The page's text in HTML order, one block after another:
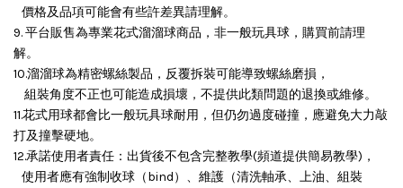
價格及品項可能會有些許差異請理解。
9. 平台販售為專業花式溜溜球商品，非一般玩具球，購買前請理
解。
10.溜溜球為精密螺絲製品，反覆拆裝可能導致螺絲磨損，
組裝角度不正也可能造成損壞， 不提供此類問題的退換或維修。
11.花式用球都會比一般玩具球耐用，但仍勿過度碰撞，應避免大力敲
打及撞擊硬地。
12.承諾使用者責任：出貨後不包含完整教學(頻道提供簡易教學)，
使用者應有強制收球（bind）、維護（清洗軸承、上油、組裝